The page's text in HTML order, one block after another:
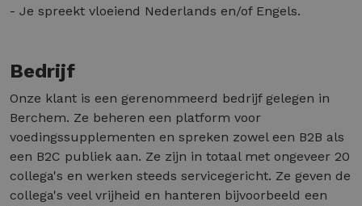
- Je spreekt vloeiend Nederlands en/of Engels.
Bedrijf
Onze klant is een gerenommeerd bedrijf gelegen in
Berchem. Ze beheren een platform voor
voedingssupplementen en spreken zowel een B2B als
een B2C publiek aan. Ze zijn in totaal met ongeveer 20
collega's en werken steeds servicegericht. Ze geven de
collega's veel vrijheid en hanteren bijvoorbeeld een